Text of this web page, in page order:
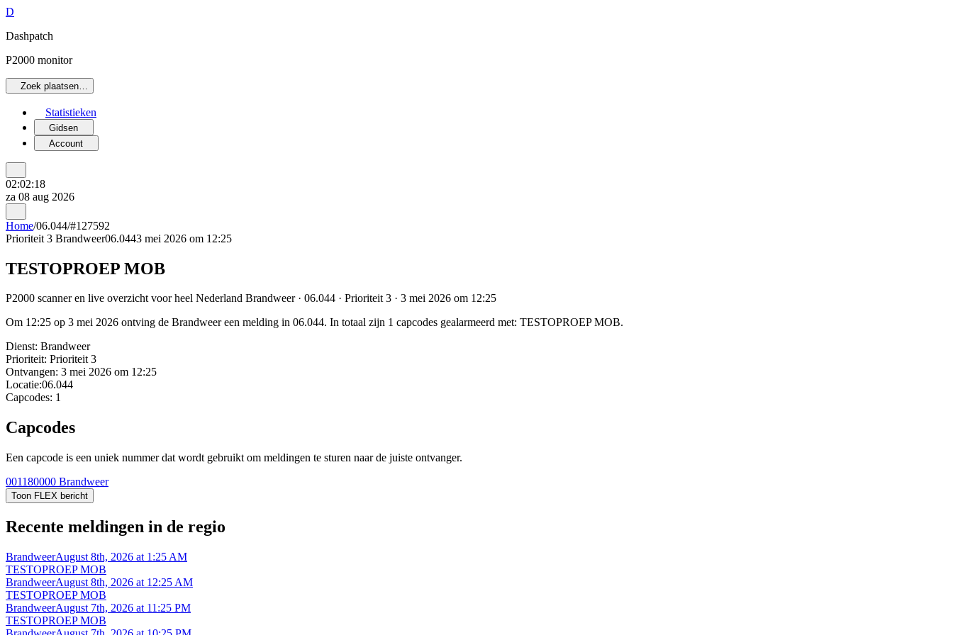
D
Dashpatch
P2000 monitor
Zoek plaatsen…
Statistieken
Gidsen
Account
02:02:18
za 08 aug 2026
Home/06.044/#127592
Prioriteit 3 Brandweer06.0443 mei 2026 om 12:25
TESTOPROEP MOB
P2000 scanner en live overzicht voor heel Nederland Brandweer · 06.044 · Prioriteit 3 · 3 mei 2026 om 12:25
Om 12:25 op 3 mei 2026 ontving de Brandweer een melding in 06.044. In totaal zijn 1 capcodes gealarmeerd met: TESTOPROEP MOB.
Dienst: Brandweer
Prioriteit: Prioriteit 3
Ontvangen: 3 mei 2026 om 12:25
Locatie:06.044
Capcodes: 1
Capcodes
Een capcode is een uniek nummer dat wordt gebruikt om meldingen te sturen naar de juiste ontvanger.
001180000 Brandweer
Toon FLEX bericht
Recente meldingen in de regio
BrandweerAugust 8th, 2026 at 1:25 AM
TESTOPROEP MOB
BrandweerAugust 8th, 2026 at 12:25 AM
TESTOPROEP MOB
BrandweerAugust 7th, 2026 at 11:25 PM
TESTOPROEP MOB